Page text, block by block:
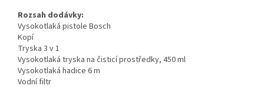
Rozsah dodávky:
Vysokotlaká pistole Bosch
Kopí
Tryska 3 v 1
Vysokotlaká tryska na čisticí prostředky, 450 ml
Vysokotlaká hadice 6 m
Vodní filtr